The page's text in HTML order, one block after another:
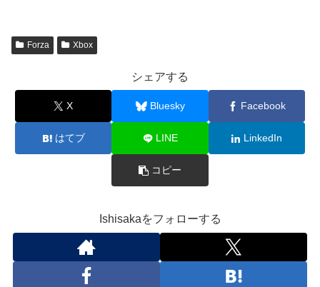
Forza Xbox
シェアする
X Bluesky Facebook
はてブ LINE LinkedIn
コピー
Ishisakaをフォローする